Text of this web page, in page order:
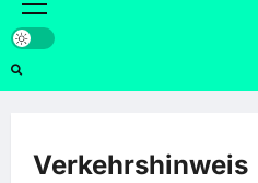
Primäres
Menü
Verkehrshinweis